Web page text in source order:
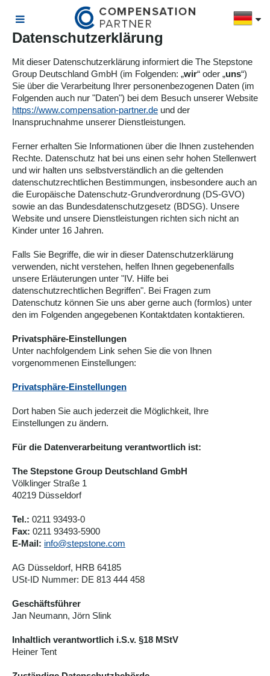
Datenschutzerklärung
Mit dieser Datenschutzerklärung informiert die The Stepstone
Group Deutschland GmbH (im Folgenden: „wir“ oder „uns“)
Sie über die Verarbeitung Ihrer personenbezogenen Daten (im
Folgenden auch nur "Daten") bei dem Besuch unserer Website
https://www.compensation-partner.de und der
Inanspruchnahme unserer Dienstleistungen.
Ferner erhalten Sie Informationen über die Ihnen zustehenden
Rechte. Datenschutz hat bei uns einen sehr hohen Stellenwert
und wir halten uns selbstverständlich an die geltenden
datenschutzrechtlichen Bestimmungen, insbesondere auch an
die Europäische Datenschutz-Grundverordnung (DS-GVO)
sowie an das Bundesdatenschutzgesetz (BDSG). Unsere
Website und unsere Dienstleistungen richten sich nicht an
Kinder unter 16 Jahren.
Falls Sie Begriffe, die wir in dieser Datenschutzerklärung
verwenden, nicht verstehen, helfen Ihnen gegebenenfalls
unsere Erläuterungen unter "IV. Hilfe bei
datenschutzrechtlichen Begriffen". Bei Fragen zum
Datenschutz können Sie uns aber gerne auch (formlos) unter
den im Folgenden angegebenen Kontaktdaten kontaktieren.
Privatsphäre-Einstellungen
Unter nachfolgendem Link sehen Sie die von Ihnen
vorgenommenen Einstellungen:
Privatsphäre-Einstellungen
Dort haben Sie auch jederzeit die Möglichkeit, Ihre
Einstellungen zu ändern.
Für die Datenverarbeitung verantwortlich ist:
The Stepstone Group Deutschland GmbH
Völklinger Straße 1
40219 Düsseldorf
Tel.: 0211 93493-0
Fax: 0211 93493-5900
E-Mail: info@stepstone.com
AG Düsseldorf, HRB 64185
USt-ID Nummer: DE 813 444 458
Geschäftsführer
Jan Neumann, Jörn Slink
Inhaltlich verantwortlich i.S.v. §18 MStV
Heiner Tent